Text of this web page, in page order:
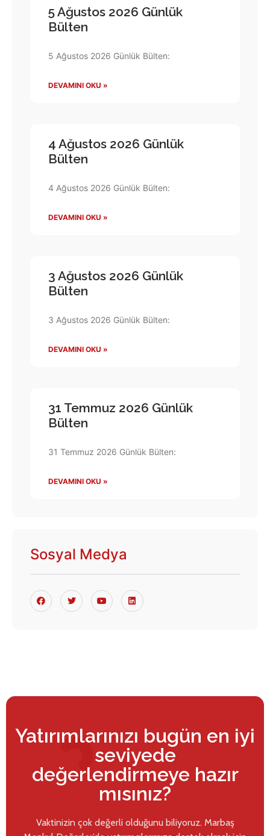
5 Ağustos 2026 Günlük
Bülten
5 Ağustos 2026 Günlük Bülten:
DEVAMINI OKU »
4 Ağustos 2026 Günlük
Bülten
4 Ağustos 2026 Günlük Bülten:
DEVAMINI OKU »
3 Ağustos 2026 Günlük
Bülten
3 Ağustos 2026 Günlük Bülten:
DEVAMINI OKU »
31 Temmuz 2026 Günlük
Bülten
31 Temmuz 2026 Günlük Bülten:
DEVAMINI OKU »
Sosyal Medya
Yatırımlarınızı bugün en iyi
seviyede
değerlendirmeye hazır
mısınız?
Vaktinizin çok değerli olduğunu biliyoruz. Marbaş